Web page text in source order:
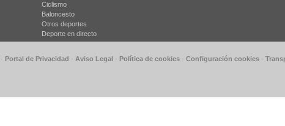
Ciclismo
Baloncesto
Otros deportes
Deporte en directo
- Portal de Privacidad - Aviso Legal - Política de cookies - Configuración cookies -